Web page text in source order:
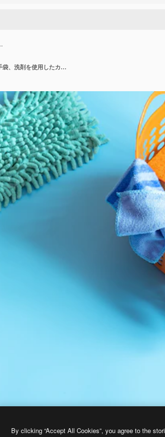
一般的なクリーニング用のモップ、スポンジ、ぼろきれ、手袋、洗剤を使用したカラフルな構成。クリーニングサービスコンセプトの背景
By clicking “Accept All Cookies”, you agree to the